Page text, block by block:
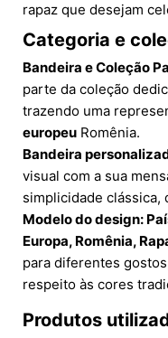
rapaz que desejam
Categoria e
Bandeira e Coleção
parte da coleção
trazendo uma
europeu Romênia.
Bandeira
visual com a sua
simplicidade clássica,
Modelo do design:
Europa, Romênia,
para diferentes
respeito às cores
Produtos